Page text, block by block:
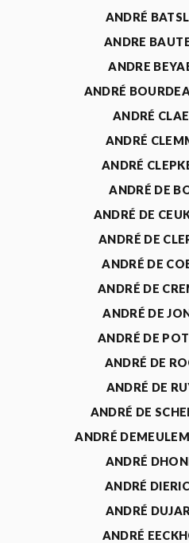
ANDRÉ
ANDRE
ANDRE
ANDRÉ
ANDRÉ
ANDRÉ
ANDRÉ
ANDRÉ DE
ANDRÉ DE
ANDRÉ DE
ANDRÉ DE
ANDRÉ DE
ANDRÉ DE
ANDRÉ DE
ANDRÉ DE
ANDRÉ DE
ANDRÉ DE
ANDRÉ
ANDRÉ
ANDRÉ
ANDRÉ
ANDRÉ